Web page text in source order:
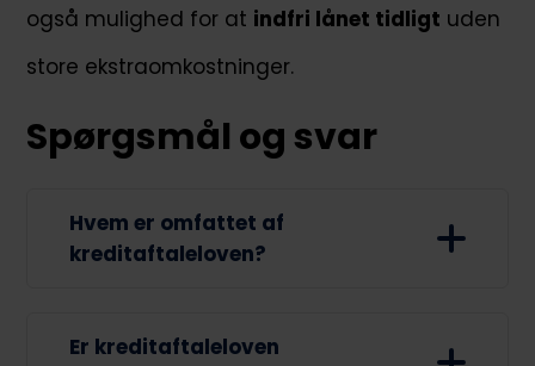
også mulighed for at indfri lånet tidligt uden
store ekstraomkostninger.
Spørgsmål og svar
Hvem er omfattet af
kreditaftaleloven?
forbrugere, der indgår kreditaftaler
Er kreditaftaleloven